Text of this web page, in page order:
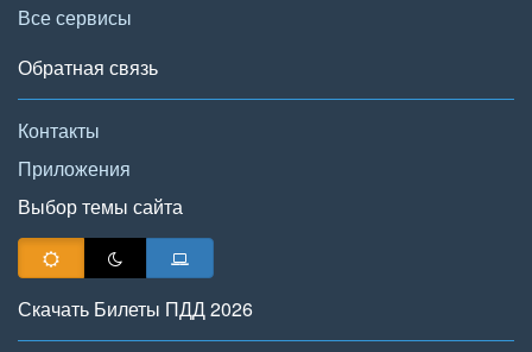
Все сервисы
Обратная связь
Контакты
Приложения
Выбор темы сайта
Скачать Билеты ПДД 2026